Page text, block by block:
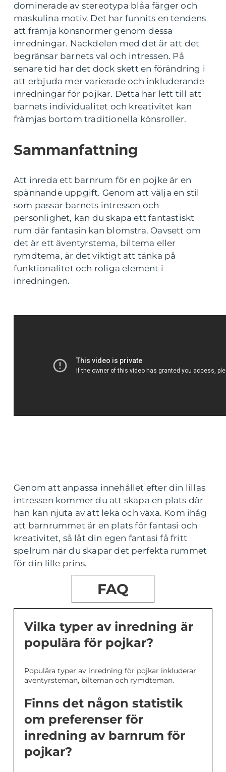
dominerade av stereotypa blåa färger och
maskulina motiv. Det har funnits en tendens
att främja könsnormer genom dessa
inredningar. Nackdelen med det är att det
begränsar barnets val och intressen. På
senare tid har det dock skett en förändring i
att erbjuda mer varierade och inkluderande
inredningar för pojkar. Detta har lett till att
barnets individualitet och kreativitet kan
främjas bortom traditionella könsroller.
Sammanfattning
Att inreda ett barnrum för en pojke är en
spännande uppgift. Genom att välja en stil
som passar barnets intressen och
personlighet, kan du skapa ett fantastiskt
rum där fantasin kan blomstra. Oavsett om
det är ett äventyrstema, biltema eller
rymdtema, är det viktigt att tänka på
funktionalitet och roliga element i
inredningen.
Genom att anpassa innehållet efter din lillas
intressen kommer du att skapa en plats där
han kan njuta av att leka och växa. Kom ihåg
att barnrummet är en plats för fantasi och
kreativitet, så låt din egen fantasi få fritt
spelrum när du skapar det perfekta rummet
för din lille prins.
FAQ
Vilka typer av inredning är
populära för pojkar?
Populära typer av inredning för pojkar inkluderar
äventyrsteman, bilteman och rymdteman.
Finns det någon statistik
om preferenser för
inredning av barnrum för
pojkar?